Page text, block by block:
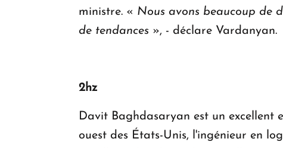
ministre. « Nous avons beaucoup de
de tendances », - déclare Vardanyan.
2hz
Davit Baghdasaryan est un
ouest des États-Unis, l'ingénieur en